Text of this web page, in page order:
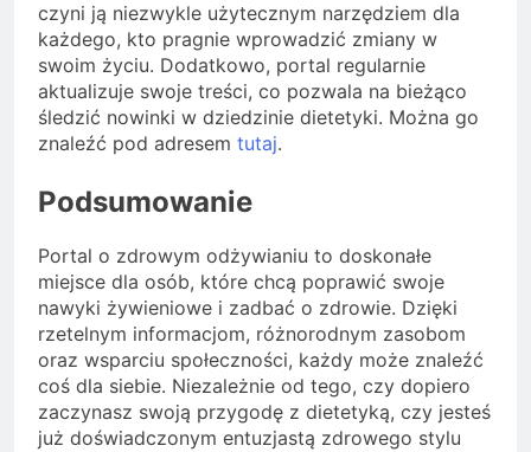
czyni ją niezwykle użytecznym narzędziem dla
każdego, kto pragnie wprowadzić zmiany w
swoim życiu. Dodatkowo, portal regularnie
aktualizuje swoje treści, co pozwala na bieżąco
śledzić nowinki w dziedzinie dietetyki. Można go
znaleźć pod adresem tutaj.
Podsumowanie
Portal o zdrowym odżywianiu to doskonałe
miejsce dla osób, które chcą poprawić swoje
nawyki żywieniowe i zadbać o zdrowie. Dzięki
rzetelnym informacjom, różnorodnym zasobom
oraz wsparciu społeczności, każdy może znaleźć
coś dla siebie. Niezależnie od tego, czy dopiero
zaczynasz swoją przygodę z dietetyką, czy jesteś
już doświadczonym entuzjastą zdrowego stylu